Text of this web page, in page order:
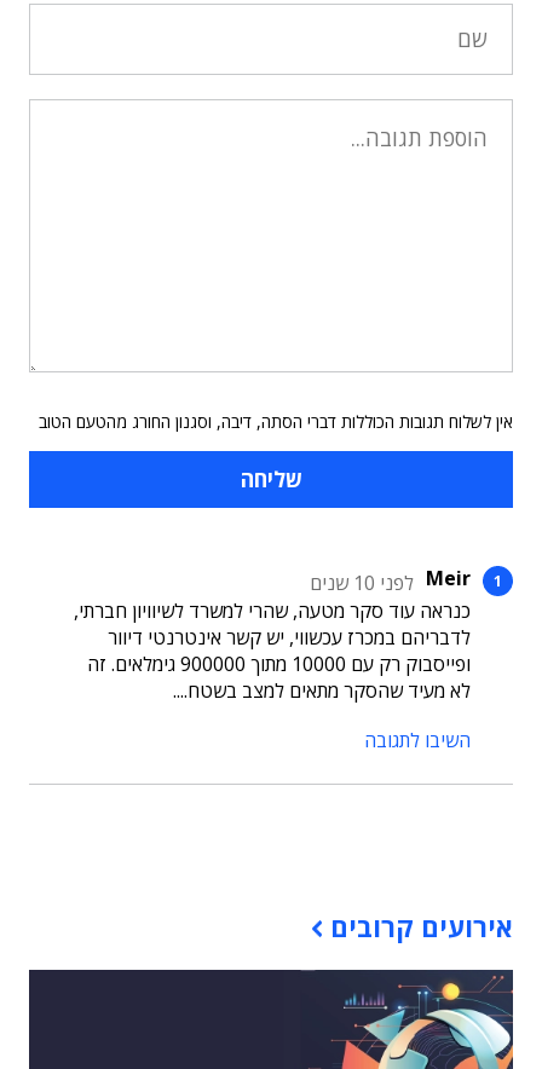
אין לשלוח תגובות הכוללות דברי הסתה, דיבה, וסגנון החורג מהטעם הטוב
Meir לפני 10 שנים
כנראה עוד סקר מטעה, שהרי למשרד לשיוויון חברתי,
לדבריהם במכרז עכשווי, יש קשר אינטרנטי דיוור
ופייסבוק רק עם 10000 מתוך 900000 גימלאים. זה
לא מעיד שהסקר מתאים למצב בשטח....
השיבו לתגובה
אירועים קרובים